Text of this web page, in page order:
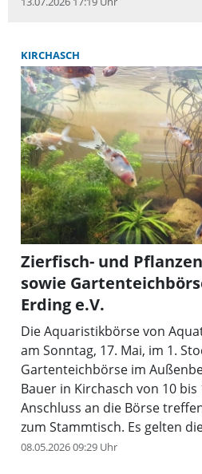
Anschluss an die Börse
zum Stammtisch. Eine
Verkäufer ist zwingend
die Verkaufsbecken zur
Kommerzielle Händler sind
Anmeldung und Auskunft für
Franz Brandhofer unter
erding.de, Tel. 08122/
Gartenteichfreunde bei
08122/18231;
KIRCHASCH
Zierfisch- und
sowie
Erding e.V.
Die Aquaristikbörse von
am Sonntag, 17. Mai, im 1.
Gartenteichbörse im
Bauer in Kirchasch von 10
Anschluss an die Börse
zum Stammtisch. Es gelten
Aquaterra-Börsenordnung.
08.05.2026 09:29 Uhr